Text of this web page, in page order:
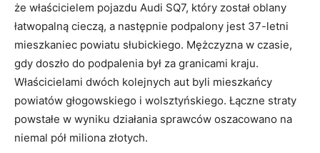
że właścicielem pojazdu Audi SQ7, który został oblany
łatwopalną cieczą, a następnie podpalony jest 37-letni
mieszkaniec powiatu słubickiego. Mężczyzna w czasie,
gdy doszło do podpalenia był za granicami kraju.
Właścicielami dwóch kolejnych aut byli mieszkańcy
powiatów głogowskiego i wolsztyńskiego. Łączne straty
powstałe w wyniku działania sprawców oszacowano na
niemal pół miliona złotych.